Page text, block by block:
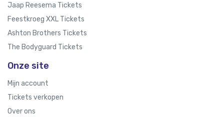
Jaap Reesema Tickets
Feestkroeg XXL Tickets
Ashton Brothers Tickets
The Bodyguard Tickets
Onze site
Mijn account
Tickets verkopen
Over ons